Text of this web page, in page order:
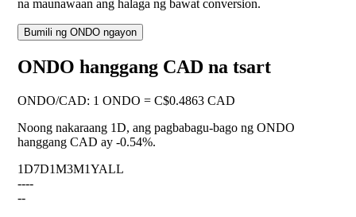
na maunawaan ang halaga ng bawat conversion.
Bumili ng ONDO ngayon
ONDO hanggang CAD na tsart
ONDO/CAD: 1 ONDO = C$0.4863 CAD
Noong nakaraang 1D, ang pagbabagu-bago ng ONDO
hanggang CAD ay -0.54%.
1D7D1M3M1YALL
----
--